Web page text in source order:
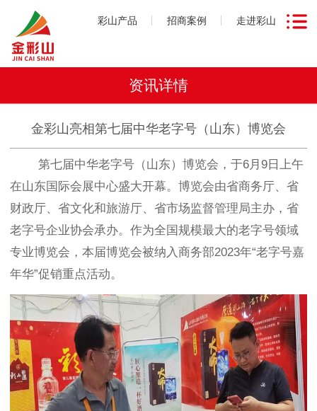
彩山产品 招商案例 走进彩山
资讯详情
金彩山亮相第七届中华老字号（山东）博览会
第七届中华老字号（山东）博览会，于6月9日上午
在山东国际会展中心盛大开幕。博览会由省商务厅、省
财政厅、省文化和旅游厅、省市场监督管理局主办，省
老字号企业协会承办。作为全国规模最大的老字号领域
专业博览会，本届博览会被纳入商务部2023年“老字号嘉
年华”促销重点活动。